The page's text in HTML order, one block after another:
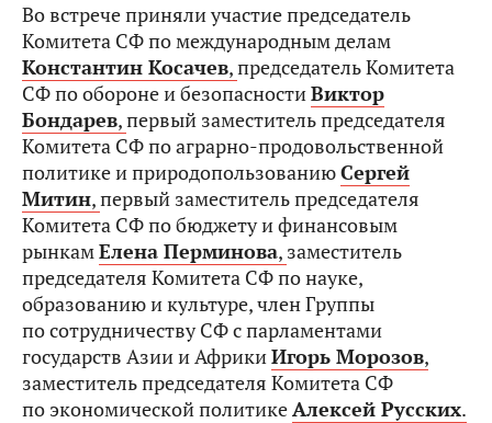
Во встрече приняли участие председатель
Комитета СФ по международным делам
Константин Косачев,председатель Комитета
СФ по обороне и безопасностиВиктор
Бондарев,первый заместитель председателя
Комитета СФ по аграрно-продовольственной
политике и природопользованиюСергей
Митин,первый заместитель председателя
Комитета СФ по бюджету и финансовым
рынкамЕлена Перминова, заместитель
председателя Комитета СФ по науке,
образованию и культуре, член Группы
по сотрудничеству СФ с парламентами
государств Азии и АфрикиИгорь Морозов,
заместитель председателя Комитета СФ
по экономической политикеАлексей Русских.